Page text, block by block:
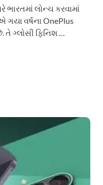
ભારતમાં લોન્ચ કરવામાં
ગયા વર્ષના OnePlus
તે ગ્લોસી ફિનિશ …